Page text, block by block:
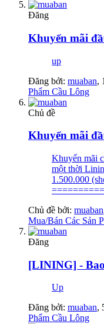
Đăng
Khuyến mãi
up
Đăng bởi: muaban,
Phẩm Cầu Lông
Chủ đề
Khuyến mãi
Khuyến mãi
một thời
1.500.000
Chủ đề bởi: muaban
Mua/Bán Các Sản
Đăng
[LINING] -
Up
Đăng bởi: muaban,
Phẩm Cầu Lông